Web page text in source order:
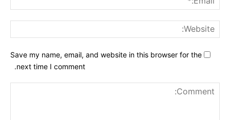
Save my name, email, and website in this browser for the
next time I comment.